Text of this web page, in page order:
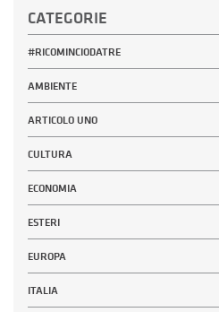
CATEGORIE
#RICOMINCIODATRE
AMBIENTE
ARTICOLO UNO
CULTURA
ECONOMIA
ESTERI
EUROPA
ITALIA